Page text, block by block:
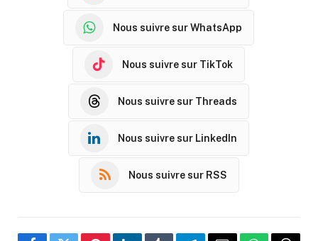
Nous suivre sur WhatsApp
Nous suivre sur TikTok
Nous suivre sur Threads
Nous suivre sur LinkedIn
Nous suivre sur RSS